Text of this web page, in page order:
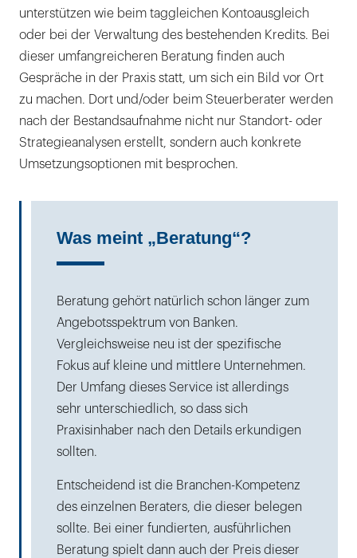
unterstützen wie beim taggleichen Kontoausgleich
oder bei der Verwaltung des bestehenden Kredits. Bei
dieser umfangreicheren Beratung finden auch
Gespräche in der Praxis statt, um sich ein Bild vor Ort
zu machen. Dort und/oder beim Steuerberater werden
nach der Bestandsaufnahme nicht nur Standort- oder
Strategieanalysen erstellt, sondern auch konkrete
Umsetzungsoptionen mit besprochen.
Was meint „Beratung“?
Beratung gehört natürlich schon länger zum
Angebotsspektrum von Banken.
Vergleichsweise neu ist der spezifische
Fokus auf kleine und mittlere Unternehmen.
Der Umfang dieses Service ist allerdings
sehr unterschiedlich, so dass sich
Praxisinhaber nach den Details erkundigen
sollten.
Entscheidend ist die Branchen-Kompetenz
des einzelnen Beraters, die dieser belegen
sollte. Bei einer fundierten, ausführlichen
Beratung spielt dann auch der Preis dieser